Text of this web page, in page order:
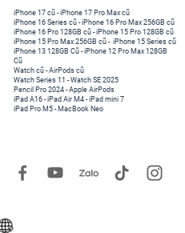
iPhone 17 cũ -iPhone 17 Pro Max cũ
iPhone 16 Series cũ - iPhone 16 Pro Max 256GB cũ
iPhone 16 Pro 128GB cũ -iPhone 15 Pro 128GB cũ
iPhone 15 Pro Max 256GB cũ - iPhone 15 Series cũ
iPhone 13 128GB Cũ -iPhone 12 Pro Max 128GB
Cũ
Watch cũ -AirPods cũ
Watch Series 11 -Watch SE 2025
Pencil Pro 2024 -Apple AirPods
iPad A16 -iPad Air M4 -iPad mini 7
iPad Pro M5 - MacBook Neo